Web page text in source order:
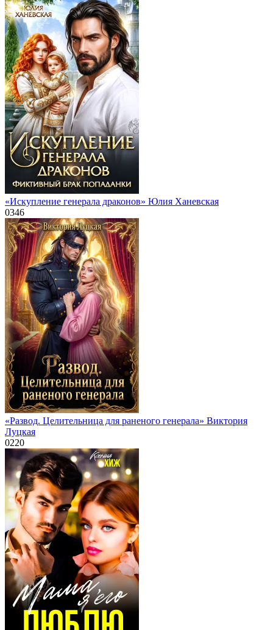
«Искупление генерала драконов» Юлия Ханевская
0346
«Развод. Целительница для раненого генерала» Виктория
Луцкая
0220